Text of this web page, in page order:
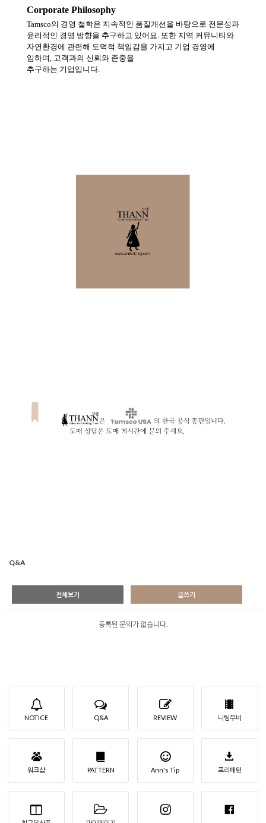
Corporate Philosophy
Tamsco의 경영 철학은 지속적인 품질개선을 바탕으로 전문성과
윤리적인 경영 방향을 추구하고 있어요. 또한 지역 커뮤니티와
자연환경에 관련해 도덕적 책임감을 가지고 기업 경영에
임하며, 고객과의 신뢰와 존중을
추구하는 기업입니다.
Q&A
전체보기 글쓰기
등록된 문의가 없습니다.
NOTICE Q&A REVIEW 니팅무비
워크샵 PATTERN Ann's Tip 프리패턴